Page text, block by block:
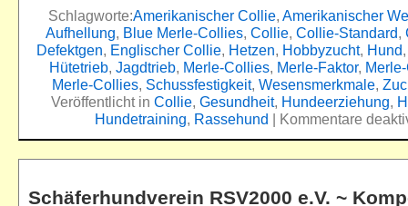
Schlagworte:Amerikanischer Collie, Amerikanischer
Aufhellung, Blue Merle-Collies, Collie, Collie-Standard,
Defektgen, Englischer Collie, Hetzen, Hobbyzucht, Hund
Hütetrieb, Jagdtrieb, Merle-Collies, Merle-Faktor,
Merle-Collies, Schussfestigkeit, Wesensmerkmale,
Veröffentlicht in Collie, Gesundheit, Hundeerziehung,
Hundetraining, Rassehund | Kommentare
Schäferhundverein RSV2000 e.V. ~